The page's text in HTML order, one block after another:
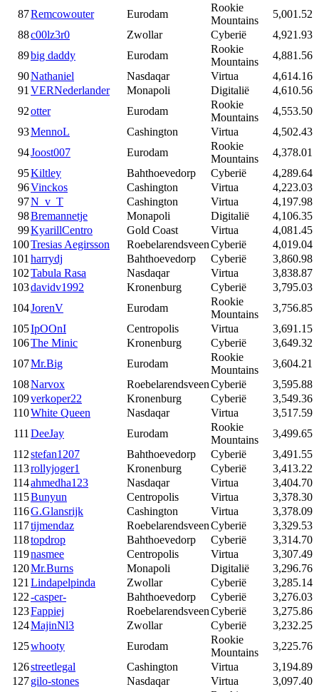
87Remcowouter Eurodam
Rookie
Mountains
5,001.52
88c00lz3r0 Zwollar Cyberië
4,921.93
89big daddy Eurodam
Rookie
Mountains
4,881.56
90Nathaniel Nasdaqar Virtua
4,614.16
91 VERNederlander Monapoli Digitalië
4,610.56
92otter Eurodam
Rookie
Mountains
4,553.50
93MennoL Cashington Virtua
4,502.43
94Joost007 Eurodam
Rookie
Mountains
4,378.01
95Kiltley Bahthoevedorp Cyberië
4,289.64
96Vinckos Cashington Virtua
4,223.03
97N_v_T Cashington Virtua
4,197.98
98Bremannetje Monapoli Digitalië
4,106.35
99KyarillCentro Gold Coast Virtua
4,081.45
100Tresias Aegirsson RoebelarendsveenCyberië
4,019.04
101 harrydj Bahthoevedorp Cyberië
3,860.98
102Tabula Rasa Nasdaqar Virtua
3,838.87
103davidv1992 Kronenburg Cyberië
3,795.03
104JorenV Eurodam
Rookie
Mountains
3,756.85
105IpOOnI Centropolis Virtua
3,691.15
106The Minic Kronenburg Cyberië
3,649.32
107Mr.Big Eurodam
Rookie
Mountains
3,604.21
108Narvox RoebelarendsveenCyberië
3,595.88
109verkoper22 Kronenburg Cyberië
3,549.36
110White Queen Nasdaqar Virtua
3,517.59
111 DeeJay Eurodam
Rookie
Mountains
3,499.65
112stefan1207 Bahthoevedorp Cyberië
3,491.55
113rollyjoger1 Kronenburg Cyberië
3,413.22
114ahmedha123 Nasdaqar Virtua
3,404.70
115Bunyun Centropolis Virtua
3,378.30
116G.Glansrijk Cashington Virtua
3,378.09
117tijmendaz RoebelarendsveenCyberië
3,329.53
118topdrop Bahthoevedorp Cyberië
3,314.70
119nasmee Centropolis Virtua
3,307.49
120Mr.Burns Monapoli Digitalië
3,296.76
121 Lindapelpinda Zwollar Cyberië
3,285.14
122-casper- Bahthoevedorp Cyberië
3,276.03
123Fappiej RoebelarendsveenCyberië
3,275.86
124MajinNl3 Zwollar Cyberië
3,232.25
125whooty Eurodam
Rookie
Mountains
3,225.76
126streetlegal Cashington Virtua
3,194.89
127gilo-stones Nasdaqar Virtua
3,097.40